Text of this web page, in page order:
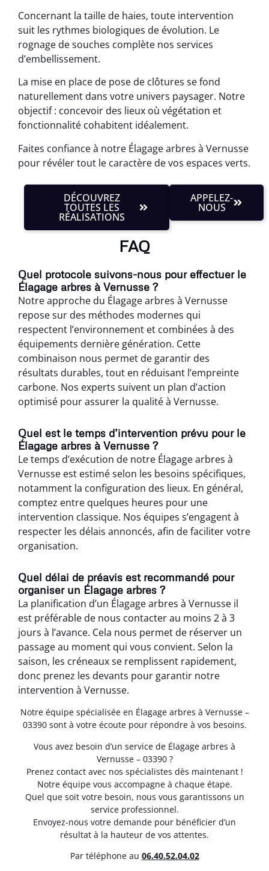
Concernant la taille de haies, toute intervention
suit les rythmes biologiques de évolution. Le
rognage de souches complète nos services
d’embellissement.
La mise en place de pose de clôtures se fond
naturellement dans votre univers paysager. Notre
objectif : concevoir des lieux où végétation et
fonctionnalité cohabitent idéalement.
Faites confiance à notre Élagage arbres à Vernusse
pour révéler tout le caractère de vos espaces verts.
DÉCOUVREZ
TOUTES LES
RÉALISATIONS
APPELEZ-
NOUS
FAQ
Quel protocole suivons-nous pour effectuer le
Élagage arbres à Vernusse ?
Notre approche du Élagage arbres à Vernusse
repose sur des méthodes modernes qui
respectent l’environnement et combinées à des
équipements dernière génération. Cette
combinaison nous permet de garantir des
résultats durables, tout en réduisant l’empreinte
carbone. Nos experts suivent un plan d’action
optimisé pour assurer la qualité à Vernusse.
Quel est le temps d’intervention prévu pour le
Élagage arbres à Vernusse ?
Le temps d’exécution de notre Élagage arbres à
Vernusse est estimé selon les besoins spécifiques,
notamment la configuration des lieux. En général,
comptez entre quelques heures pour une
intervention classique. Nos équipes s’engagent à
respecter les délais annoncés, afin de faciliter votre
organisation.
Quel délai de préavis est recommandé pour
organiser un Élagage arbres ?
La planification d’un Élagage arbres à Vernusse il
est préférable de nous contacter au moins 2 à 3
jours à l’avance. Cela nous permet de réserver un
passage au moment qui vous convient. Selon la
saison, les créneaux se remplissent rapidement,
donc prenez les devants pour garantir notre
intervention à Vernusse.
Notre équipe spécialisée en Élagage arbres à Vernusse –
03390 sont à votre écoute pour répondre à vos besoins.
Vous avez besoin d’un service de Élagage arbres à
Vernusse – 03390 ?
Prenez contact avec nos spécialistes dès maintenant !
Notre équipe vous accompagne à chaque étape.
Quel que soit votre besoin, nous vous garantissons un
service professionnel.
Envoyez-nous votre demande pour bénéficier d’un
résultat à la hauteur de vos attentes.
Par téléphone au 06.40.52.04.02